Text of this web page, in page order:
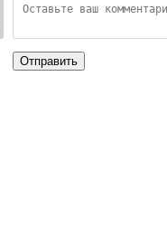
Отправить